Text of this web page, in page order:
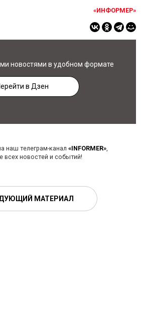
«ИНФОРМЕР»
новостями в удобном формате
в Дзен
наш телеграм-канал «INFORMER»
всех новостей и событий!
МАТЕРИАЛ